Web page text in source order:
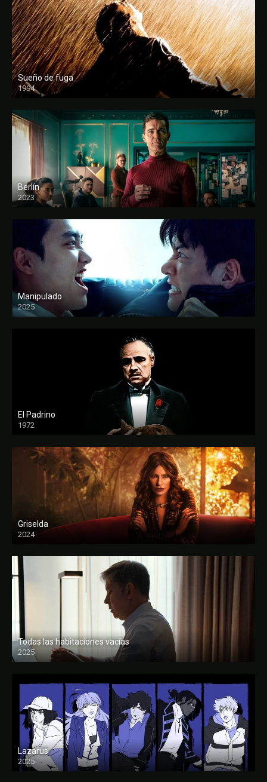
Sueño de fuga
1994
FULL HD
Berlín
2023
Manipulado
2025
El Padrino
1972
FULL HD
Griselda
2024
Todas las habitaciones vacías
2025
FULL HD
Lazarus
2025